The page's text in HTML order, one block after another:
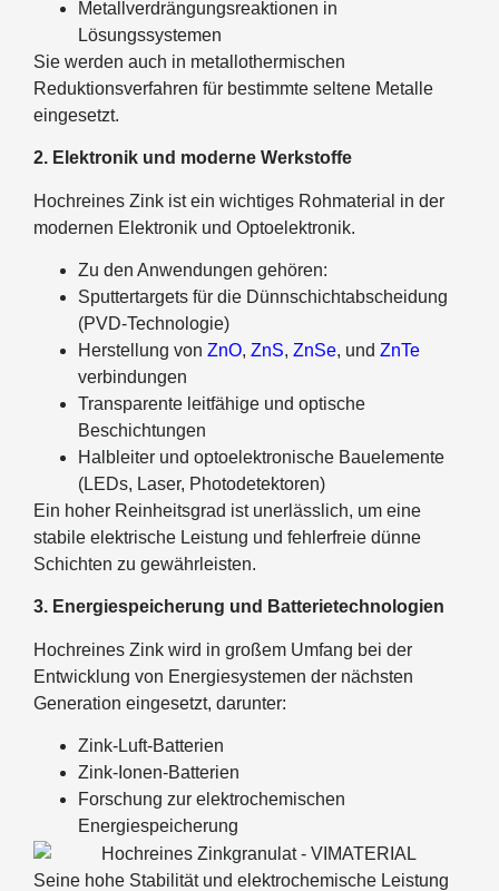
Metallverdrängungsreaktionen in
Lösungssystemen
Sie werden auch in metallothermischen
Reduktionsverfahren für bestimmte seltene Metalle
eingesetzt.
2. Elektronik und moderne Werkstoffe
Hochreines Zink ist ein wichtiges Rohmaterial in der
modernen Elektronik und Optoelektronik.
Zu den Anwendungen gehören:
Sputtertargets für die Dünnschichtabscheidung
(PVD-Technologie)
Herstellung von ZnO, ZnS, ZnSe, und ZnTe
verbindungen
Transparente leitfähige und optische
Beschichtungen
Halbleiter und optoelektronische Bauelemente
(LEDs, Laser, Photodetektoren)
Ein hoher Reinheitsgrad ist unerlässlich, um eine
stabile elektrische Leistung und fehlerfreie dünne
Schichten zu gewährleisten.
3. Energiespeicherung und Batterietechnologien
Hochreines Zink wird in großem Umfang bei der
Entwicklung von Energiesystemen der nächsten
Generation eingesetzt, darunter:
Zink-Luft-Batterien
Zink-Ionen-Batterien
Forschung zur elektrochemischen
Energiespeicherung
Seine hohe Stabilität und elektrochemische Leistung